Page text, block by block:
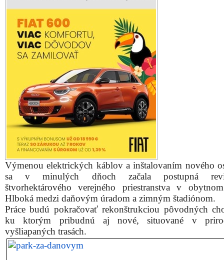
Výmenou elektrických káblov a inštalovaním nového
sa v minulých dňoch začala postupná
štvorhektárového verejného priestranstva v
Hlboká medzi daňovým úradom a zimným štadiónom.
Práce budú pokračovať rekonštrukciou pôvodných
ku ktorým pribudnú aj nové, situované v
vyšliapaných trasách.